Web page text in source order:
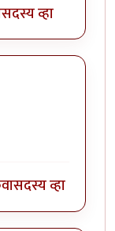
सदस्य व्हा
सदस्य व्हा